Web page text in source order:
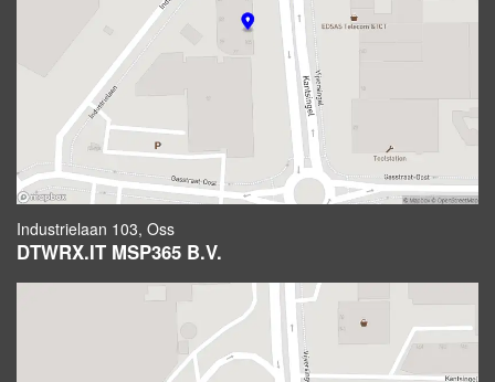
Industrielaan 103, Oss
DTWRX.IT MSP365 B.V.